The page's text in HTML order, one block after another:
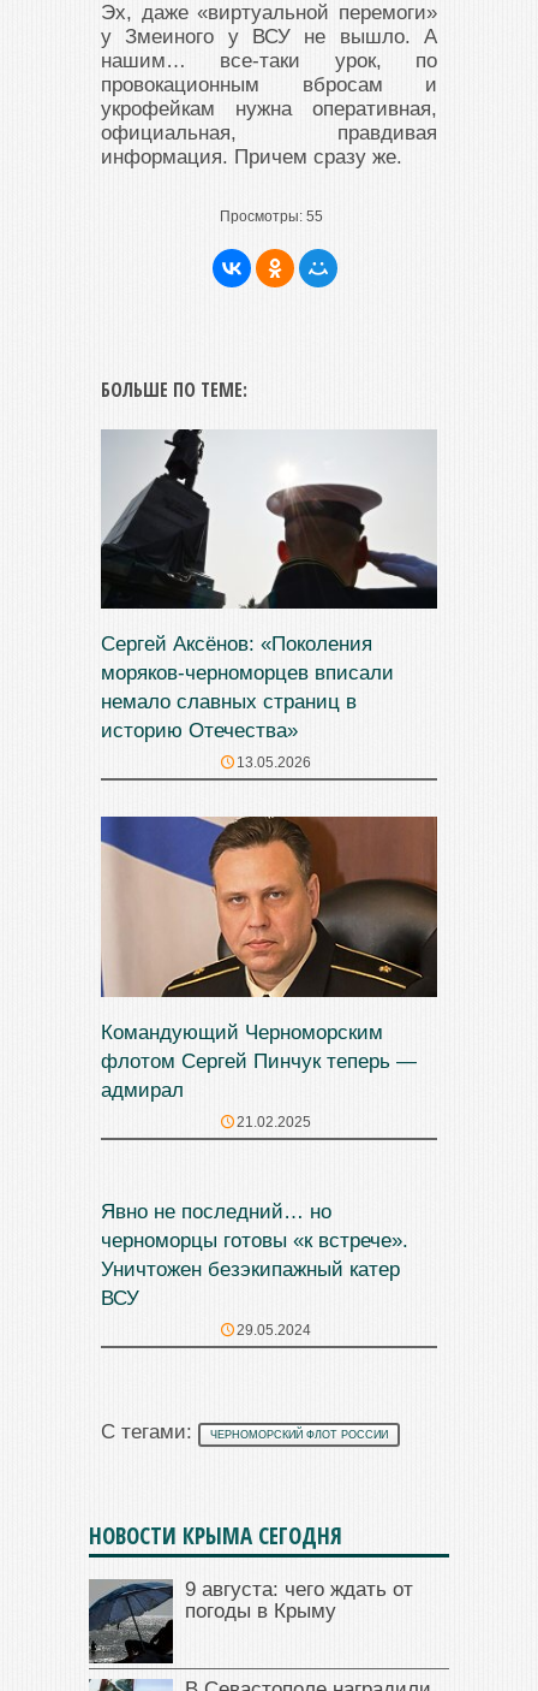
Эх, даже «виртуальной перемоги»
у Змеиного у ВСУ не вышло. А
нашим… все-таки урок, по
провокационным вбросам и
укрофейкам нужна оперативная,
официальная, правдивая
информация. Причем сразу же.
Просмотры: 55
БОЛЬШЕ ПО ТЕМЕ:
Сергей Аксёнов: «Поколения
моряков-черноморцев вписали
немало славных страниц в
историю Отечества»
13.05.2026
Командующий Черноморским
флотом Сергей Пинчук теперь —
адмирал
21.02.2025
Явно не последний… но
черноморцы готовы «к встрече».
Уничтожен безэкипажный катер
ВСУ
29.05.2024
С тегами: ЧЕРНОМОРСКИЙ ФЛОТ РОССИИ
НОВОСТИ КРЫМА СЕГОДНЯ
9 августа: чего ждать от
погоды в Крыму